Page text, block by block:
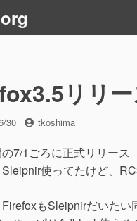
リリ
30
投
者
tkoshima
7/1ごろに正式リリース
Sleipnir使ってたけど、
もSleipnirだいたい